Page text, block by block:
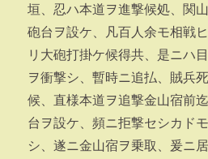
垣、忍ハ本道ヲ進撃候処、関
砲台ヲ設ケ、凡百人余モ相戦
リ大砲打掛ケ候得共、是ニハ
ヲ衝撃シ、暫時ニ追払、賊兵
候、直様本道ヲ追撃金山宿前
台ヲ設ケ、頻ニ拒撃セシカド
シ、遂ニ金山宿ヲ乗取、爰ニ